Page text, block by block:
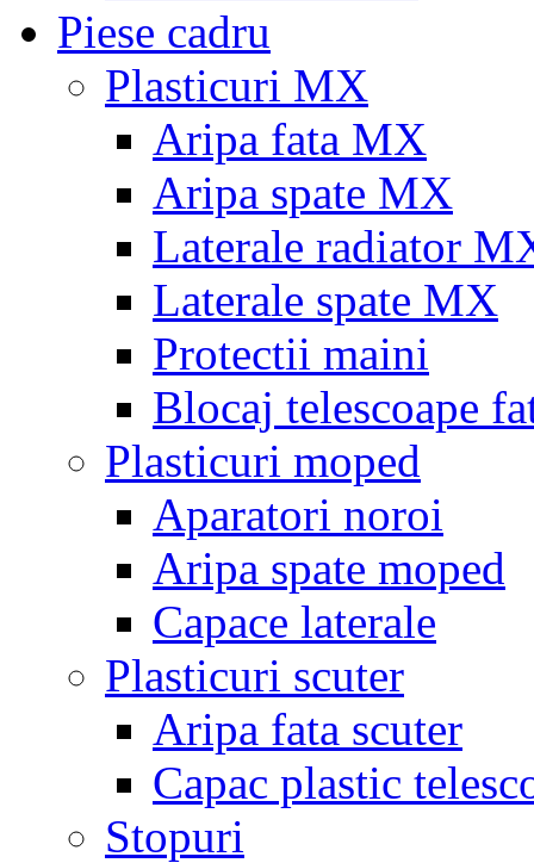
Piese cadru
Plasticuri MX
Aripa fata MX
Aripa spate MX
Laterale radiator
Laterale spate MX
Protectii maini
Blocaj telescoape
Plasticuri moped
Aparatori noroi
Aripa spate moped
Capace laterale
Plasticuri scuter
Aripa fata scuter
Capac plastic
Stopuri